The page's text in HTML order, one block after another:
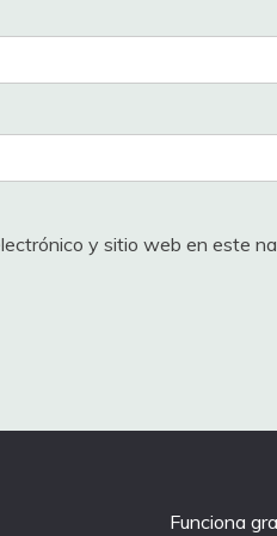
y sitio web en este
Funciona